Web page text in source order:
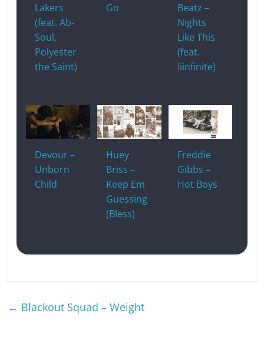
Lakers
(feat. Ab-
Soul,
Polyester
the Saint)
Go
Beatz –
Nights
Like This
(feat.
Iiinfinite)
Devour –
Unborn
Child
Huey
Briss –
Keep Em
Guessing
(Bless)
Freddie
Gibbs –
Hot Boys
← Blackout Squad – Weight